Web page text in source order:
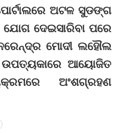
ଅଟଳ ସୁଡଙ୍ଗ
ଦେଇସାରିବା ପରେ
ମୋଦୀ ଲହୌଲ
ଆୟୋଜିତ
ଅଂଶଗ୍ରହଣ